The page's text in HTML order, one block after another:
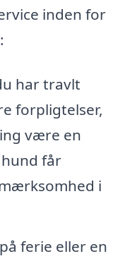
inden for
har travlt
forpligtelser,
være en
får
i
ferie eller en